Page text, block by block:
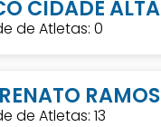
CIDADE ALTA
de Atletas: 0
RAMOS
de Atletas: 13